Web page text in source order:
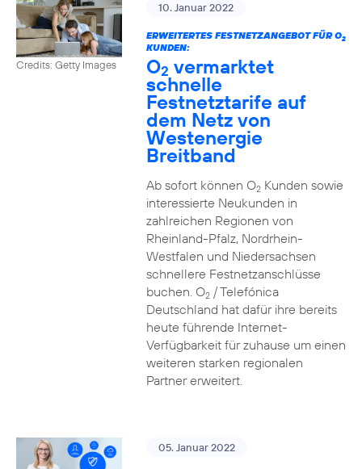
Credits: Getty Images
10. Januar 2022
ERWEITERTES FESTNETZANGEBOT FÜR O2
KUNDEN:
O2 vermarktet
schnelle
Festnetztarife auf
dem Netz von
Westenergie
Breitband
Ab sofort können O2Kunden sowie
interessierte Neukunden in
zahlreichen Regionen von
Rheinland-Pfalz, Nordrhein-
Westfalen und Niedersachsen
schnellere Festnetzanschlüsse
buchen. O2/ Telefónica
Deutschland hat dafür ihre bereits
heute führende Internet-
Verfügbarkeit für zuhause um einen
weiteren starken regionalen
Partner erweitert.
05. Januar 2022